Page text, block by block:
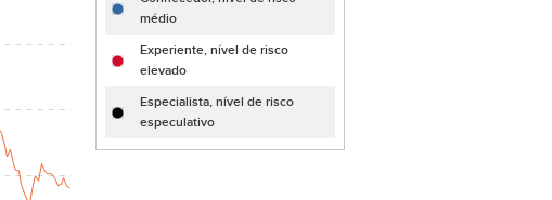
médio
Experiente, nível de risco
elevado
Especialista, nível de risco
especulativo